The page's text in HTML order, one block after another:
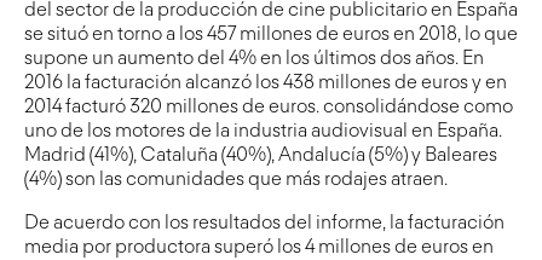
del sector de la producción de cine publicitario en España
se situó en torno a los 457 millones de euros en 2018, lo que
supone un aumento del 4% en los últimos dos años. En
2016 la facturación alcanzó los 438 millones de euros y en
2014 facturó 320 millones de euros. consolidándose como
uno de los motores de la industria audiovisual en España.
Madrid (41%), Cataluña (40%), Andalucía (5%) y Baleares
(4%) son las comunidades que más rodajes atraen.
De acuerdo con los resultados del informe, la facturación
media por productora superó los 4 millones de euros en